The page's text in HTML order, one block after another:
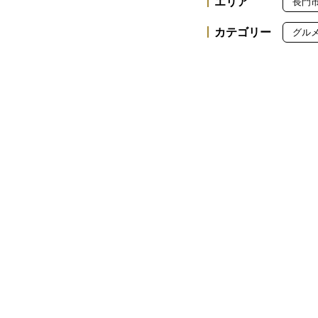
カテゴリー グルメ